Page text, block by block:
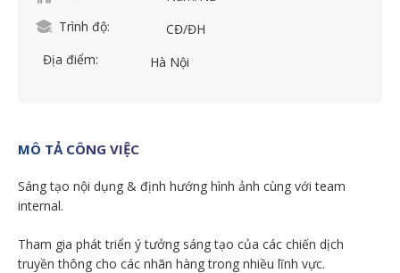
Trình độ:
CĐ/ĐH
Địa điểm:
Hà Nội
MÔ TẢ CÔNG VIỆC
Sáng tạo nội dụng & định hướng hình ảnh cùng với team
internal.
Tham gia phát triển ý tưởng sáng tạo của các chiến dịch
truyền thông cho các nhãn hàng trong nhiều lĩnh vực.